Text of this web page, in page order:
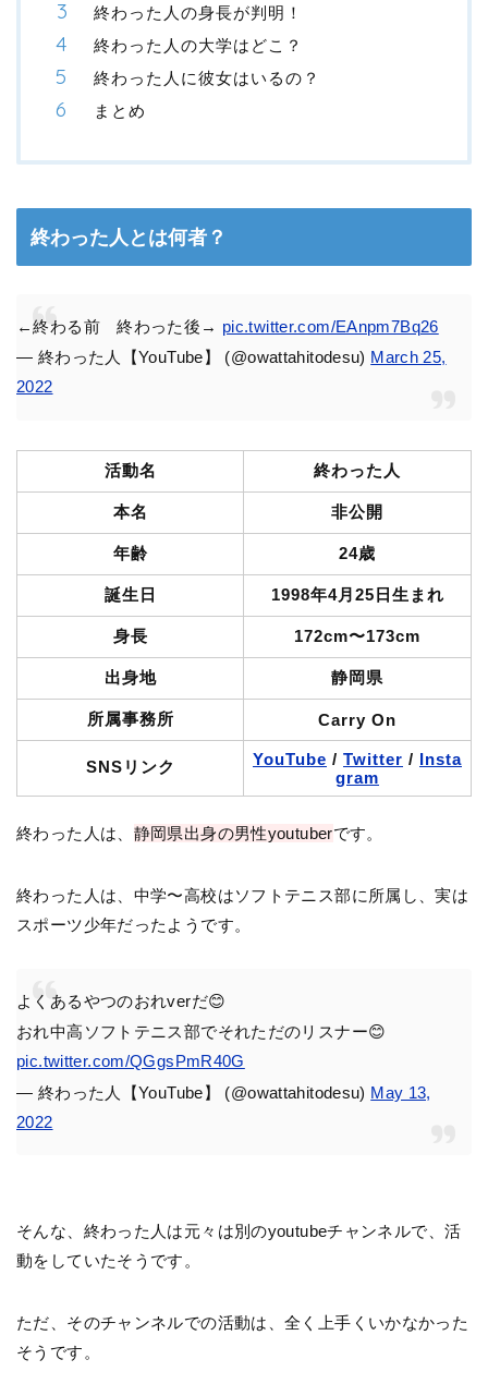
終わった人の身長が判明！
終わった人の大学はどこ？
終わった人に彼女はいるの？
まとめ
終わった人とは何者？
←終わる前 終わった後→ pic.twitter.com/EAnpm7Bq26
— 終わった人【YouTube】 (@owattahitodesu) March 25,
2022
活動名 終わった人
本名 非公開
年齢 24歳
誕生日 1998年4月25日生まれ
身長 172cm〜173cm
出身地 静岡県
所属事務所 Carry On
SNSリンク YouTube / Twitter / Insta
gram
終わった人は、 静岡県出身の男性youtuberです。
終わった人は、中学〜高校はソフトテニス部に所属し、実は
スポーツ少年だったようです。
よくあるやつのおれverだ😊
おれ中高ソフトテニス部でそれただのリスナー😊
pic.twitter.com/QGgsPmR40G
— 終わった人【YouTube】 (@owattahitodesu) May 13,
2022
そんな、終わった人は元々は別のyoutubeチャンネルで、活
動をしていたそうです。
ただ、そのチャンネルでの活動は、全く上手くいかなかった
そうです。